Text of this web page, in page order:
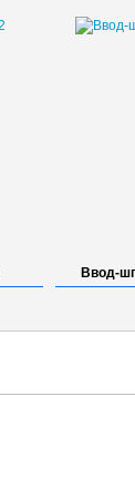
Ввод-